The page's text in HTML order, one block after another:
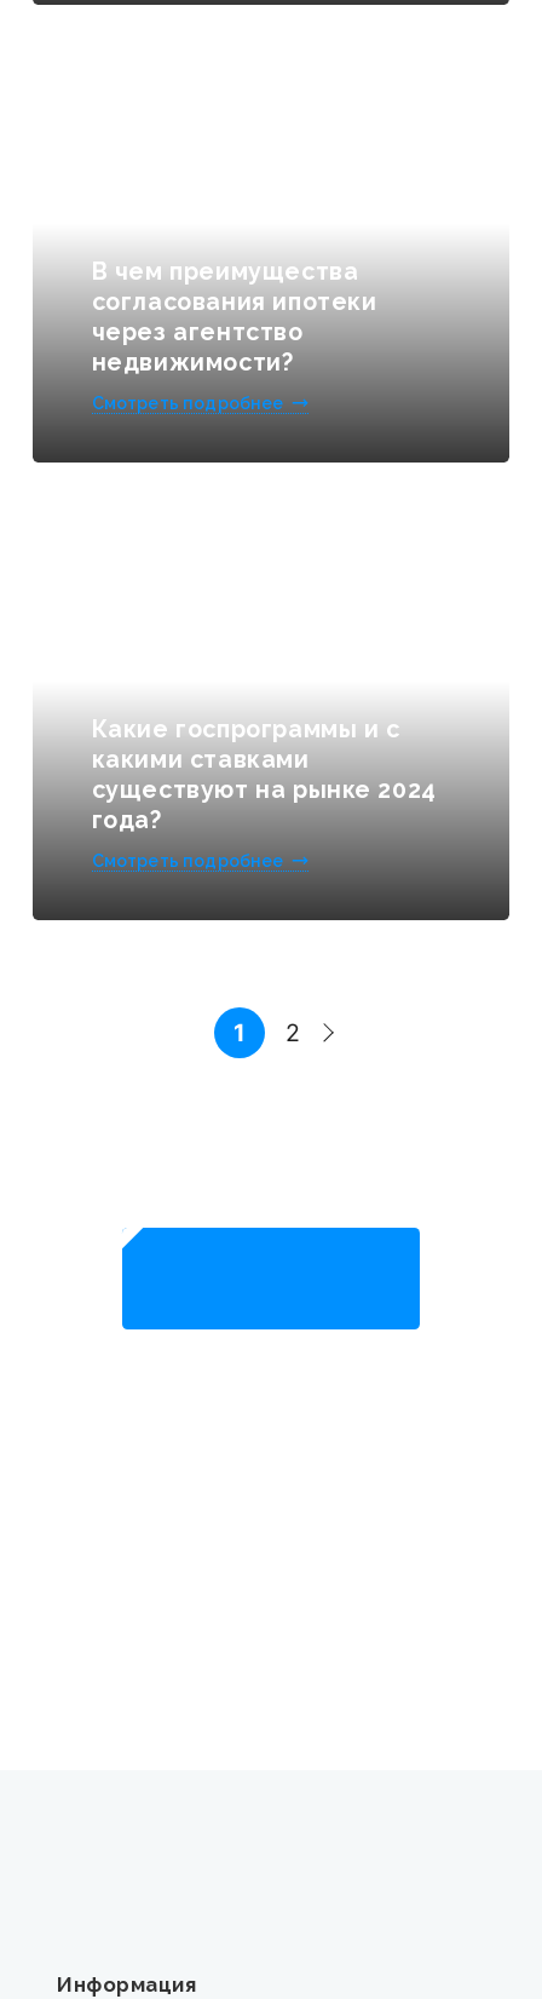
В чем преимущества
согласования ипотеки
через агентство
недвижимости?
Смотреть подробнее
Какие госпрограммы и с
какими ставками
существуют на рынке 2024
года?
Смотреть подробнее
1 2
Информация